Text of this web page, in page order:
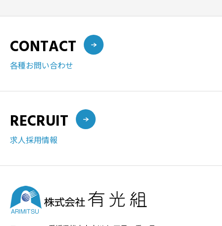
CONTACT
各種お問い合わせ
RECRUIT
求人採用情報